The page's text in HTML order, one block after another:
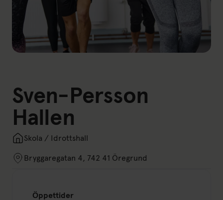
Sven-Persson
Hallen
Skola / Idrottshall
Bryggaregatan 4, 742 41 Öregrund
Öppettider